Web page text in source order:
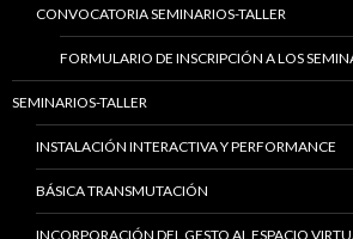
CONVOCATORIA SEMINARIOS-TALLER
FORMULARIO DE INSCRIPCIÓN A LOS
SEMINARIOS-TALLER
INSTALACIÓN INTERACTIVA Y PERFORMANCE
BÁSICA TRANSMUTACIÓN
INCORPORACIÓN DEL GESTO AL ESPACIO